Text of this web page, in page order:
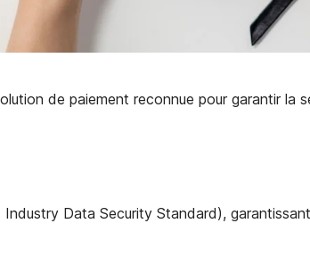
de paiement reconnue pour garantir
Data Security Standard),